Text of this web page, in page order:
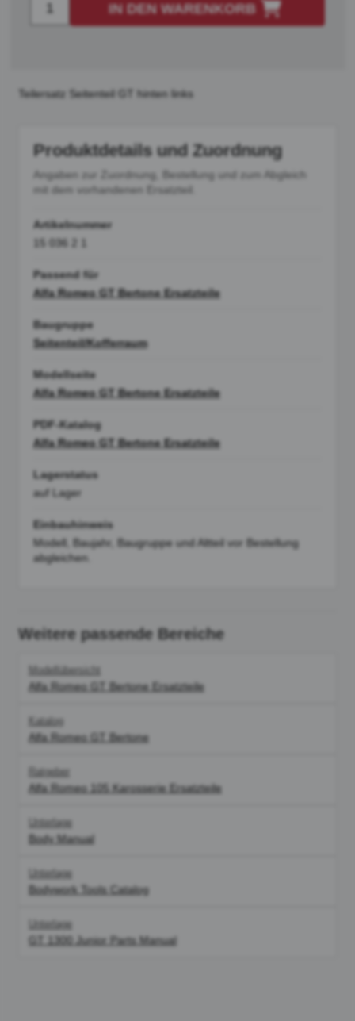
IN DEN WARENKORB
Teilersatz Seitenteil GT hinten links
Produktdetails und Zuordnung
Angaben zur Zuordnung, Bestellung und zum Abgleich
mit dem vorhandenen Ersatzteil.
Artikelnummer
15 036 2 1
Passend für
Alfa Romeo GT Bertone Ersatzteile
Baugruppe
Seitenteil/Kofferraum
Modellseite
Alfa Romeo GT Bertone Ersatzteile
PDF-Katalog
Alfa Romeo GT Bertone Ersatzteile
Lagerstatus
auf Lager
Einbauhinweis
Modell, Baujahr, Baugruppe und Altteil vor Bestellung
abgleichen.
Weitere passende Bereiche
Modellübersicht
Alfa Romeo GT Bertone Ersatzteile
Katalog
Alfa Romeo GT Bertone
Ratgeber
Alfa Romeo 105 Karosserie Ersatzteile
Unterlage
Body Manual
Unterlage
Bodywork Tools Catalog
Unterlage
GT 1300 Junior Parts Manual